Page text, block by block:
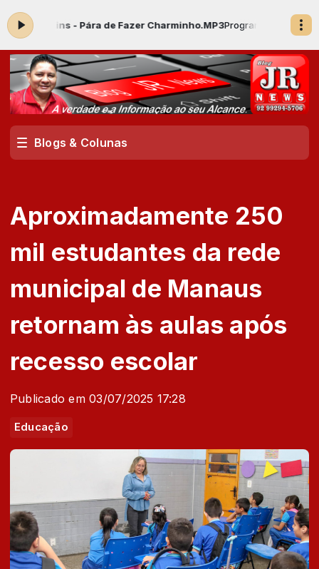
Lins - Pára de Fazer Charminho.MP3Programação Musical com
Blogs & Colunas
Aproximadamente 250
mil estudantes da rede
municipal de Manaus
retornam às aulas após
recesso escolar
Publicado em 03/07/2025 17:28
Educação